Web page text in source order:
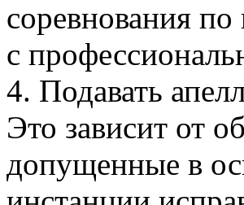
соревнования
с
4. Подавать
Это зависит от
допущенные в